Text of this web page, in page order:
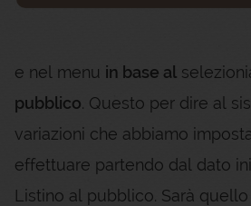
e nel menu in base al
pubblico. Questo per dire al
variazioni che abbiamo
effettuare partendo dal dato
Listino al pubblico. Sarà